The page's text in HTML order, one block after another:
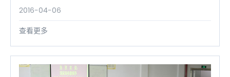
2016-04-06
查看更多